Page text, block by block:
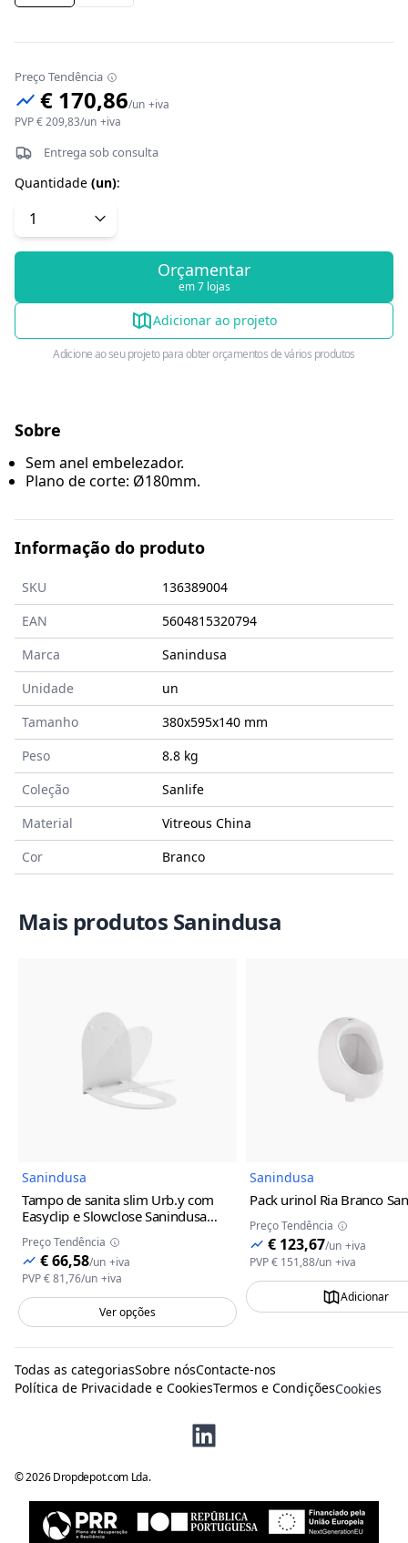
Preço Tendência
€ 170,86/un +iva
PVP€ 209,83/un +iva
Entrega sob consulta
Quantidade (un):
Orçamentar
em 7 lojas
Adicionar ao projeto
Adicione ao seu projeto para obter orçamentos de vários produtos
Sobre
Sem anel embelezador.
Plano de corte: Ø180mm.
Informação do produto
SKU
136389004
EAN
5604815320794
Marca
Sanindusa
Unidade
un
Tamanho
380x595x140 mm
Peso
8.8 kg
Coleção
Sanlife
Material
Vitreous China
Cor
Branco
Mais produtos Sanindusa
Sanindusa
Tampo de sanita slim Urb.y com
Easyclip e Slowclose Sanindusa
Preço Tendência
€ 66,58/un +iva
PVP€ 81,76/un +iva
Ver opções
Sanindusa
Pack urinol Ria Branco
Preço Tendência
€ 123,67/un +iva
PVP€ 151,88/un +iva
Adicionar
©2026 Dropdepot.com Lda.
Todas as categoriasSobre nósContacte-nos
Política de Privacidade e CookiesTermos e CondiçõesCookies